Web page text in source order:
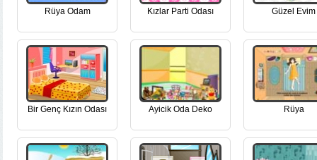
Rüya Odam Kızlar Parti Odası Güzel Evim
Bir Genç Kızın Odası Ayicik Oda Deko Rüya